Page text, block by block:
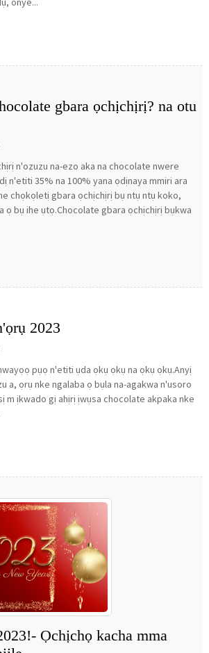
gbara ọchịchịrị? na otu
n'ozuzu na-ezo aka na chocolate nwere
n'etiti 35% na 100% yana ọdịnaya mmiri ara
chọkọletị gbara ọchịchịrị bụ ntụ ntụ koko,
ọ bụ ihe ụtọ.Chocolate gbara ọchịchịrị bụkwa
2023
pụọ n'etiti ụda ọkụ ọkụ na ọkụ ọkụ.Anyị
a, ọrụ nke ngalaba ọ bụla na-agakwa n'usoro
m ịkwado gị ahịrị ịwụsa chocolate akpaka nke
Ọchịchọ kacha mma